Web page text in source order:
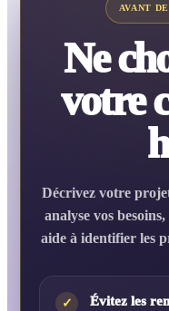
AVANT
Ne
votre
Décrivez votre
analyse vos
aide à identifier les
✓ Évitez les